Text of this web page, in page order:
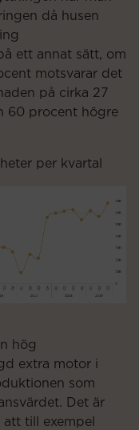
då husen
ett annat sätt, om
motsvarar det
på cirka 27
60 procent högre
per kvartal
hög
extra motor i
som
Det är
till exempel